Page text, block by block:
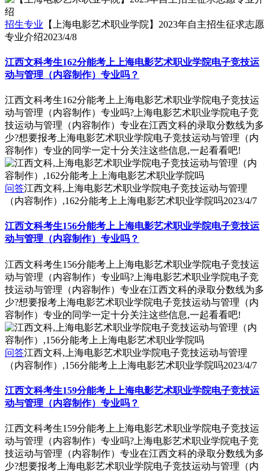
招生专业 【上海电影艺术职业学院】2023年自主招生征求志愿
专业介绍2023/4/8
江西文科考生162分能考上上海电影艺术职业学院电子竞技运
动与管理（内容制作）专业吗？
江西文科考生162分能考上上海电影艺术职业学院电子竞技运
动与管理（内容制作）专业吗?上海电影艺术职业学院电子竞
技运动与管理（内容制作）专业在江西文科的录取分数线为多
少?想要报考上海电影艺术职业学院电子竞技运动与管理（内
容制作）专业的同学一定十分关注这些信息,一起看看吧!
问答江西文科,上海电影艺术职业学院电子竞技运动与管理
（内容制作）,162分能考上上海电影艺术职业学院吗2023/4/7
江西文科考生156分能考上上海电影艺术职业学院电子竞技运
动与管理（内容制作）专业吗？
江西文科考生156分能考上上海电影艺术职业学院电子竞技运
动与管理（内容制作）专业吗?上海电影艺术职业学院电子竞
技运动与管理（内容制作）专业在江西文科的录取分数线为多
少?想要报考上海电影艺术职业学院电子竞技运动与管理（内
容制作）专业的同学一定十分关注这些信息,一起看看吧!
问答江西文科,上海电影艺术职业学院电子竞技运动与管理
（内容制作）,156分能考上上海电影艺术职业学院吗2023/4/7
江西文科考生159分能考上上海电影艺术职业学院电子竞技运
动与管理（内容制作）专业吗？
江西文科考生159分能考上上海电影艺术职业学院电子竞技运
动与管理（内容制作）专业吗?上海电影艺术职业学院电子竞
技运动与管理（内容制作）专业在江西文科的录取分数线为多
少?想要报考上海电影艺术职业学院电子竞技运动与管理（内